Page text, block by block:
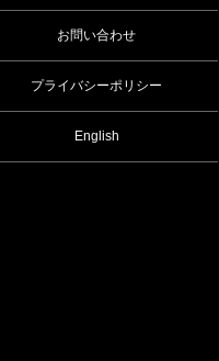
お問い合わせ
プライバシーポリシー
English